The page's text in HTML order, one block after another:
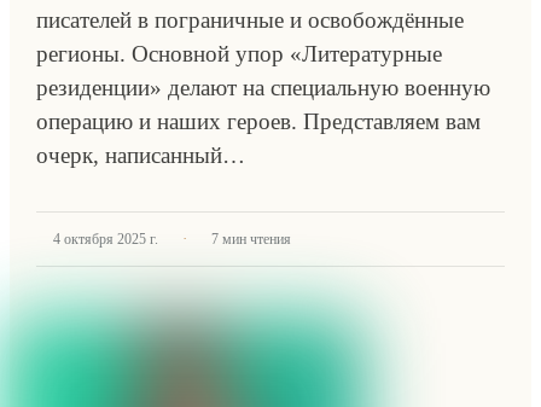
писателей в пограничные и освобождённые
регионы. Основной упор «Литературные
резиденции» делают на специальную военную
операцию и наших героев. Представляем вам
очерк, написанный…
4 октября 2025 г. · 7 мин чтения